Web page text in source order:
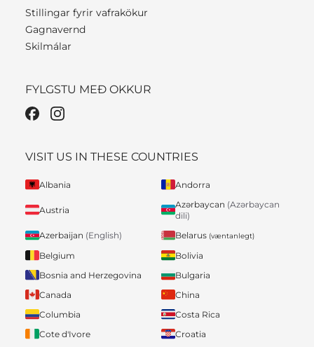
Stillingar fyrir vafrakökur
Gagnavernd
Skilmálar
FYLGSTU MEÐ OKKUR
VISIT US IN THESE COUNTRIES
Albania Andorra
Austria
Azərbaycan (Azərbaycan
dili)
Azerbaijan (English) Belarus (væntanlegt)
Belgium
Bolivia
Bosnia and Herzegovina
Bulgaria
Canada
China
Columbia
Costa Rica
Cote d'Ivore
Croatia